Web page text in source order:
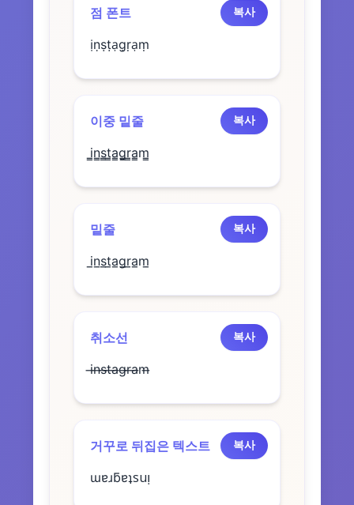
점 폰트
ịṇṣṭạg̣ṛạṃ
복사
이중 밑줄
i̳n̳s̳t̳a̳g̳r̳a̳m̳
복사
밑줄
i̲n̲s̲t̲a̲g̲r̲a̲m̲
복사
취소선
i̶n̶s̶t̶a̶g̶r̶a̶m̶
복사
거꾸로 뒤집은 텍스트
ɯɐɹƃɐʇsuᴉ
복사